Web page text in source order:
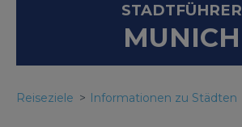
STADTFÜHRER
MUNICH
Reiseziele Informationen zu Städten